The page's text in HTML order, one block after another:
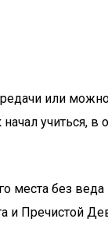
или
учиться,
места без
и Пречистой